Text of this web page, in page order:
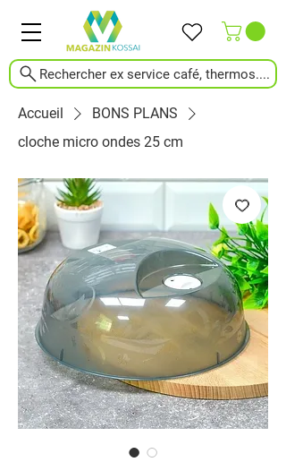
Rechercher ex service café, thermos....
Accueil
BONS PLANS
cloche micro ondes 25 cm